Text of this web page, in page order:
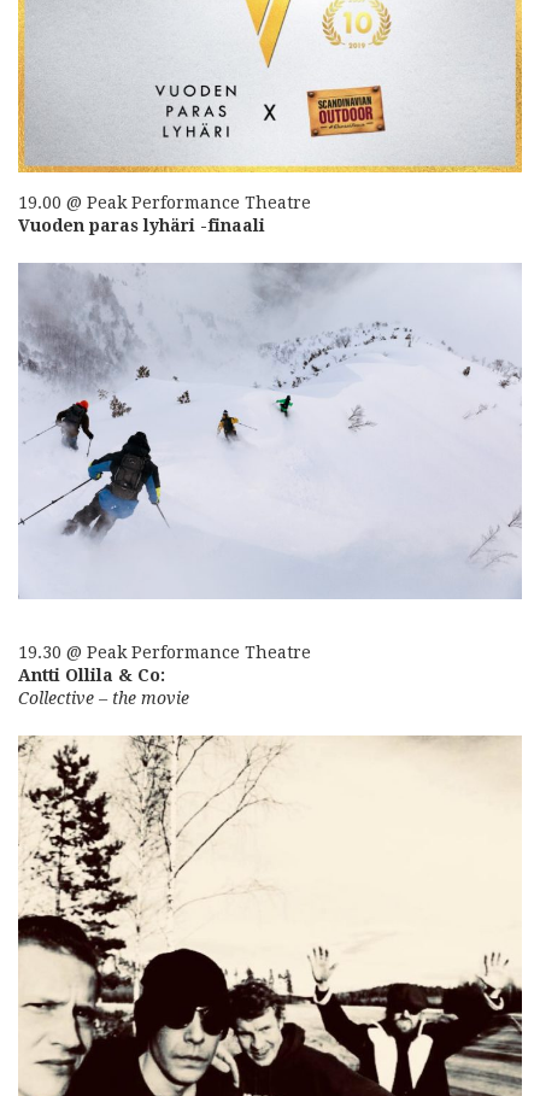
19.00 @ Peak Performance Theatre
Vuoden paras lyhäri -finaali
19.30 @ Peak Performance Theatre
Antti Ollila & Co:
Collective – the movie